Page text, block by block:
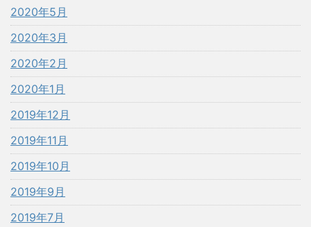
2020年5月
2020年3月
2020年2月
2020年1月
2019年12月
2019年11月
2019年10月
2019年9月
2019年7月